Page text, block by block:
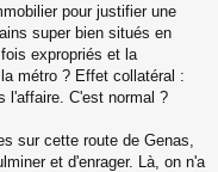
pour justifier une
super bien situés en
expropriés et la
métro ? Effet collatéral :
l'affaire. C'est normal ?
sur cette route de Genas,
et d'enrager. Là, on n'a